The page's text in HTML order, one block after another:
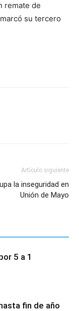
remate de
su tercero
Artículo siguiente
la inseguridad en
Unión de Mayo
5 a 1
fin de año